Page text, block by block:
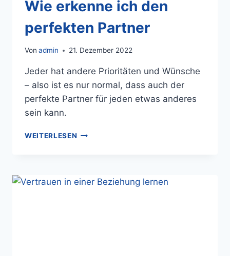
Wie erkenne ich den
perfekten Partner
Von admin 21. Dezember 2022
Jeder hat andere Prioritäten und Wünsche
– also ist es nur normal, dass auch der
perfekte Partner für jeden etwas anderes
sein kann.
WEITERLESEN